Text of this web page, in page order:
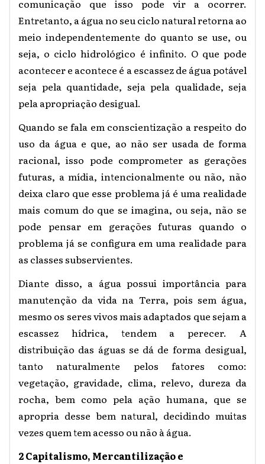
comunicação que isso pode vir a ocorrer.
Entretanto, a água no seu ciclo natural retorna ao
meio independentemente do quanto se use, ou
seja, o ciclo hidrológico é infinito. O que pode
acontecer e acontece é a escassez de água potável
seja pela quantidade, seja pela qualidade, seja
pela apropriação desigual.
Quando se fala em conscientização a respeito do
uso da água e que, ao não ser usada de forma
racional, isso pode comprometer as gerações
futuras, a mídia, intencionalmente ou não, não
deixa claro que esse problema já é uma realidade
mais comum do que se imagina, ou seja, não se
pode pensar em gerações futuras quando o
problema já se configura em uma realidade para
as classes subservientes.
Diante disso, a água possui importância para
manutenção da vida na Terra, pois sem água,
mesmo os seres vivos mais adaptados que sejam a
escassez hídrica, tendem a perecer. A
distribuição das águas se dá de forma desigual,
tanto naturalmente pelos fatores como:
vegetação, gravidade, clima, relevo, dureza da
rocha, bem como pela ação humana, que se
apropria desse bem natural, decidindo muitas
vezes quem tem acesso ou não à água.
2 Capitalismo, Mercantilização e